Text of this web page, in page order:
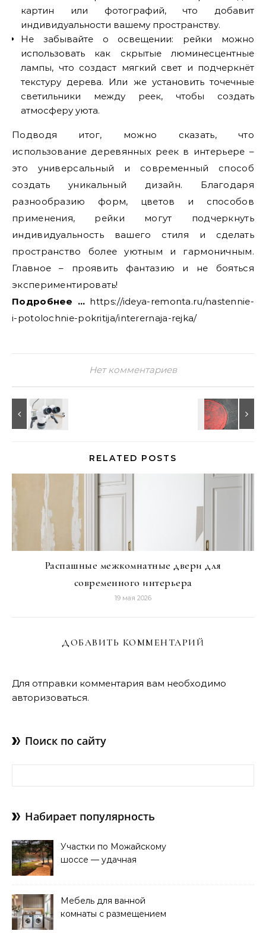
картин или фотографий, что добавит
индивидуальности вашему пространству.
Не забывайте о освещении: рейки можно
использовать как скрытые люминесцентные
лампы, что создаст мягкий свет и подчеркнёт
текстуру дерева. Или же установить точечные
светильники между реек, чтобы создать
атмосферу уюта.
Подводя итог, можно сказать, что
использование деревянных реек в интерьере –
это универсальный и современный способ
создать уникальный дизайн. Благодаря
разнообразию форм, цветов и способов
применения, рейки могут подчеркнуть
индивидуальность вашего стиля и сделать
пространство более уютным и гармоничным.
Главное – проявить фантазию и не бояться
экспериментировать!
Подробнее … https://ideya-remonta.ru/nastennie-
i-potolochnie-pokritija/interernaja-rejka/
Нет комментариев
RELATED POSTS
Распашные межкомнатные двери для
современного интерьера
19 мая 2026
ДОБАВИТЬ КОММЕНТАРИЙ
Для отправки комментария вам необходимо
авторизоваться.
Поиск по сайту
Набирает популярность
Участки по Можайскому
шоссе — удачная
Мебель для ванной
комнаты с размещением